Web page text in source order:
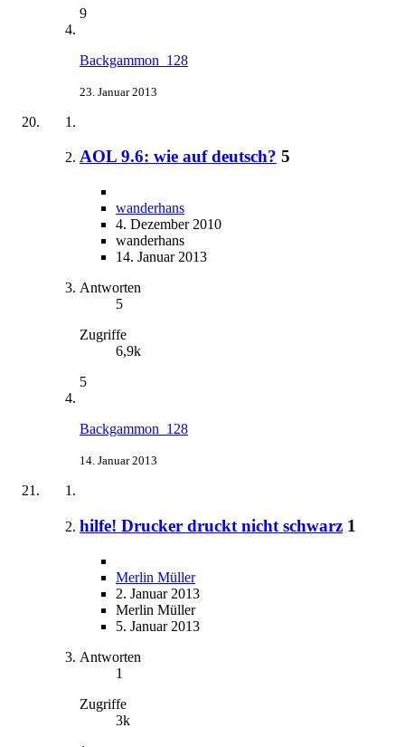
9
Backgammon_128
23. Januar 2013
AOL 9.6: wie auf deutsch? 5
wanderhans
4. Dezember 2010
wanderhans
14. Januar 2013
Antworten
5
Zugriffe
6,9k
5
Backgammon_128
14. Januar 2013
hilfe! Drucker druckt nicht schwarz 1
Merlin Müller
2. Januar 2013
Merlin Müller
5. Januar 2013
Antworten
1
Zugriffe
3k